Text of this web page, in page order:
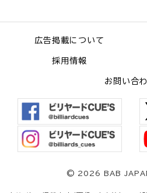
広告掲載について
採用情報
お問い合
© 2026 BAB